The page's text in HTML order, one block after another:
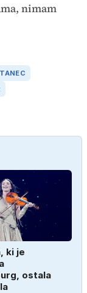
nimam
ki je
ostala